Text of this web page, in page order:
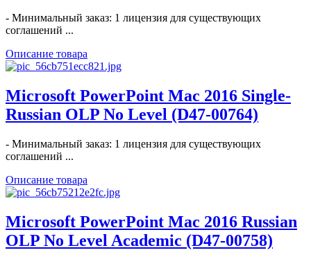
- Минимальный заказ: 1 лицензия для существующих
соглашений ...
Описание товара
Microsoft PowerPoint Mac 2016 Single-
Russian OLP No Level (D47-00764)
- Минимальный заказ: 1 лицензия для существующих
соглашений ...
Описание товара
Microsoft PowerPoint Mac 2016 Russian
OLP No Level Academic (D47-00758)